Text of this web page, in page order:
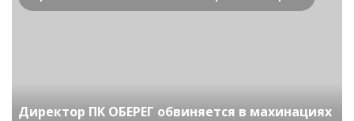
Директор ПК ОБЕРЕГ обвиняется в махинациях